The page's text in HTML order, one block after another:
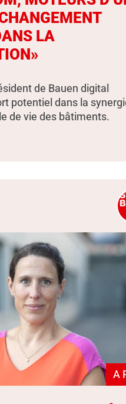
LA
de Bauen digital
potentiel dans la
de vie des bâtiments.
A